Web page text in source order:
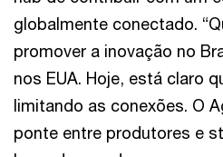
globalmente conectado.
promover a inovação no
nos EUA. Hoje, está claro
limitando as conexões. O
ponte entre produtores e